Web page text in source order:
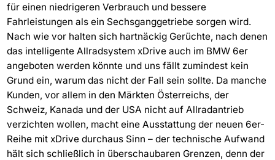
für einen niedrigeren Verbrauch und bessere
Fahrleistungen als ein Sechsganggetriebe sorgen wird.
Nach wie vor halten sich hartnäckig Gerüchte, nach denen
das intelligente Allradsystem xDrive auch im BMW 6er
angeboten werden könnte und uns fällt zumindest kein
Grund ein, warum das nicht der Fall sein sollte. Da manche
Kunden, vor allem in den Märkten Österreichs, der
Schweiz, Kanada und der USA nicht auf Allradantrieb
verzichten wollen, macht eine Ausstattung der neuen 6er-
Reihe mit xDrive durchaus Sinn – der technische Aufwand
hält sich schließlich in überschaubaren Grenzen, denn der